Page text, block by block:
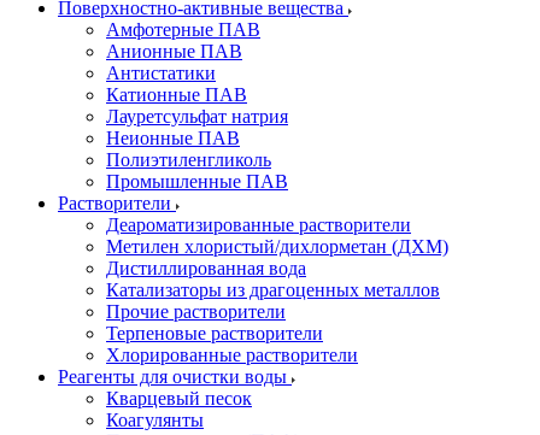
Поверхностно-активные вещества
Амфотерные ПАВ
Анионные ПАВ
Антистатики
Катионные ПАВ
Лауретсульфат натрия
Неионные ПАВ
Полиэтиленгликоль
Промышленные ПАВ
Растворители
Деароматизированные растворители
Метилен хлористый/дихлорметан (ДХМ)
Дистиллированная вода
Катализаторы из драгоценных металлов
Прочие растворители
Терпеновые растворители
Хлорированные растворители
Реагенты для очистки воды
Кварцевый песок
Коагулянты